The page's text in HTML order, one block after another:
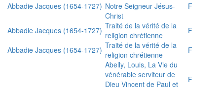
Abbadie Jacques (1654-1727) Notre Seigneur Jésus-
Christ
F
Abbadie Jacques (1654-1727) Traité de la vérité de la
religion chrétienne
F
Abbadie Jacques (1654-1727) Traité de la vérité de la
religion chrétienne
F
Abelly, Louis, La Vie du
vénérable serviteur de
Dieu Vincent de Paul et
F